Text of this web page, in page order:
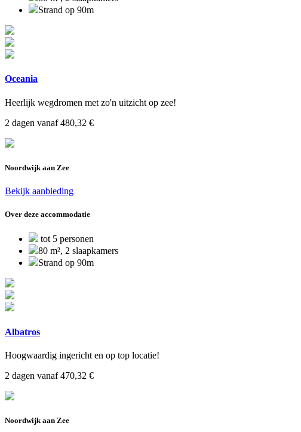
Strand op 90m
Oceania
Heerlijk wegdromen met zo'n uitzicht op zee!
2 dagen vanaf 480,32 €
Noordwijk aan Zee
Bekijk aanbieding
Over deze accommodatie
tot 5 personen
80 m², 2 slaapkamers
Strand op 90m
Albatros
Hoogwaardig ingericht en op top locatie!
2 dagen vanaf 470,32 €
Noordwijk aan Zee